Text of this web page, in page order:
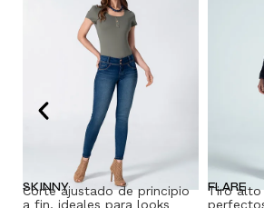
SKINNY
Corte ajustado de principio
a fin, ideales para looks
FLARE
Tiro alto